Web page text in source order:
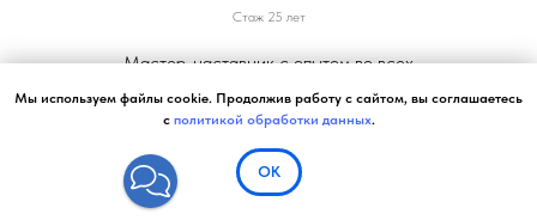
Стаж 25 лет
Мастер-наставник с опытом во всех
Мы используем файлы cookie. Продолжив работу с сайтом, вы соглашаетесь
с политикой обработки данных.
ОК